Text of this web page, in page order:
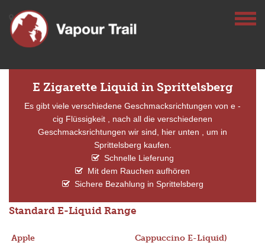
E Zigarette Liquid in Sprittelsberg
Es gibt viele verschiedene Geschmacksrichtungen von e -
cig Flüssigkeit , nach all die verschiedenen
Geschmacksrichtungen wir sind, hier unten , um in
Sprittelsberg kaufen.
Schnelle Lieferung
Mit dem Rauchen aufhören
Sichere Bezahlung in Sprittelsberg
Standard E-Liquid Range
Apple Cappuccino E-Liquid)